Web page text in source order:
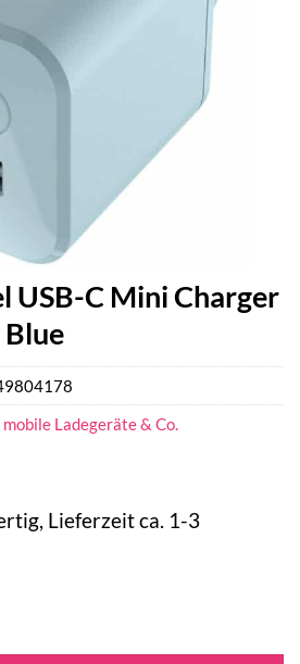
USB-C Mini Charger
Lieferzeit ca. 1-3
Ladegeräte & Co.